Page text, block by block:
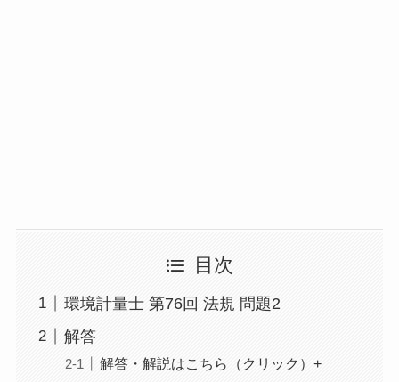
目次
環境計量士 第76回 法規 問題2
解答
解答・解説はこちら（クリック）+